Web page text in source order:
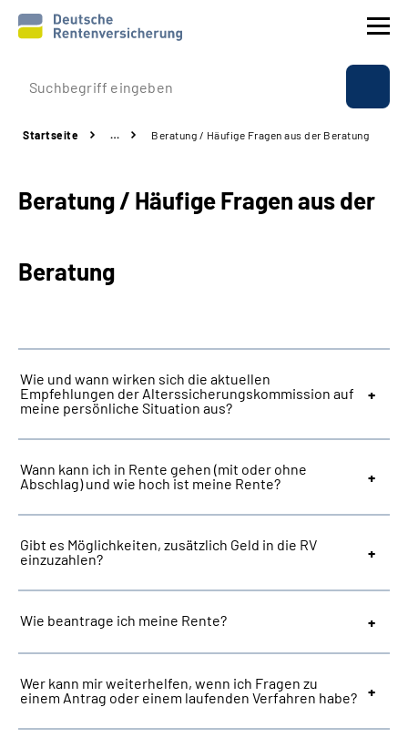
Prävention
Rente
Über uns & Presse
Online-Services
Inhalte in Gebärdensprache (DGS)
Leichte Sprache
Mein Kundenportal
Startseite … Beratung / Häufige Fragen aus der Beratung
Beratung / Häufige Fragen aus der
Beratung
Wie und wann wirken sich die aktuellen
Empfehlungen der Alterssicherungskommission auf
meine persönliche Situation aus?
Wann kann ich in Rente gehen (mit oder ohne
Abschlag) und wie hoch ist meine Rente?
Gibt es Möglichkeiten, zusätzlich Geld in die RV
einzuzahlen?
Wie beantrage ich meine Rente?
Wer kann mir weiterhelfen, wenn ich Fragen zu
einem Antrag oder einem laufenden Verfahren habe?